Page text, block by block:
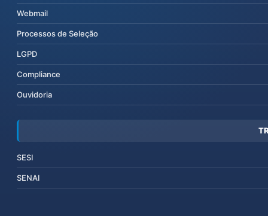
Webmail
Processos de Seleção
LGPD
Compliance
Ouvidoria
SESI
SENAI